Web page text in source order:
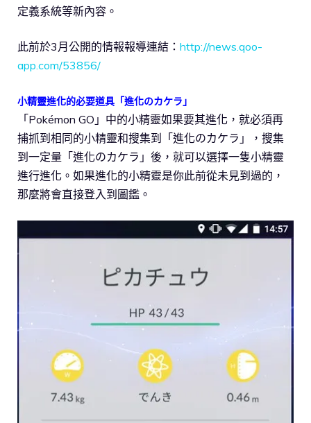
定義系統等新內容。
此前於3月公開的情報報導連結： http://news.qoo-
app.com/53856/
小精靈進化的必要道具「進化のカケラ」
「Pokémon GO」中的小精靈如果要其進化，就必須再
捕抓到相同的小精靈和搜集到「進化のカケラ」，搜集
到一定量「進化のカケラ」後，就可以選擇一隻小精靈
進行進化。如果進化的小精靈是你此前從未見到過的，
那麼將會直接登入到圖鑑。